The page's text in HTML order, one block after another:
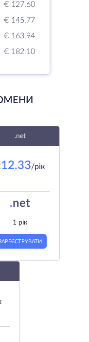
€ 127.60
€ 145.77
€ 163.94
€ 182.10
.net
12.33/рік
.net
1 рік